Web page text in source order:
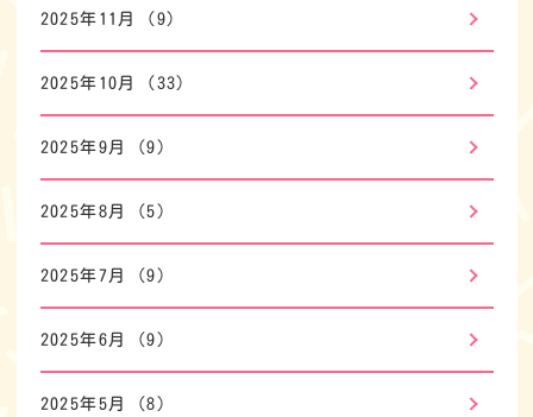
2025年11月 (9)
2025年10月 (33)
2025年9月 (9)
2025年8月 (5)
2025年7月 (9)
2025年6月 (9)
2025年5月 (8)